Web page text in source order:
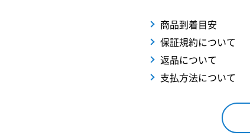
商品到着目安
保証規約について
返品について
支払方法について